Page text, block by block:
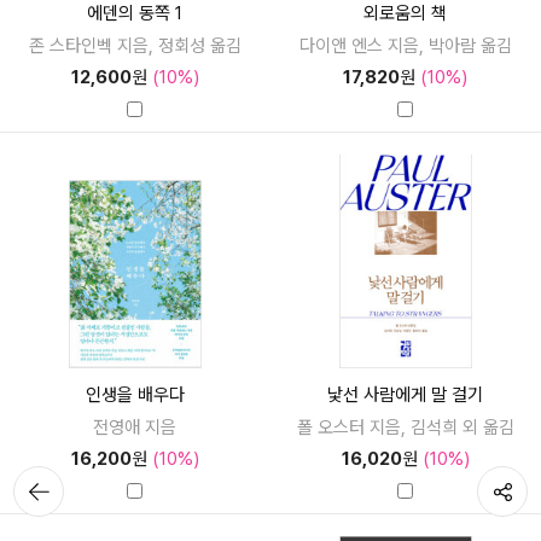
에덴의 동쪽 1
존 스타인벡 지음, 정회성 옮김
12,600원 (10%)
외로움의 책
다이앤 엔스 지음, 박아람 옮김
17,820원 (10%)
인생을 배우다
전영애 지음
16,200원 (10%)
낯선 사람에게 말 걸기
폴 오스터 지음, 김석희 외 옮김
16,020원 (10%)
뒤로가
기